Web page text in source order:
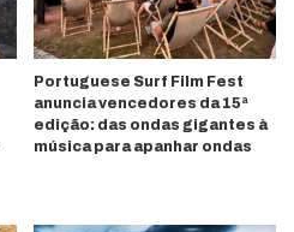
Portuguese Surf Film Fest
anuncia vencedores da 15ª
edição: das ondas gigantes à
música para apanhar ondas